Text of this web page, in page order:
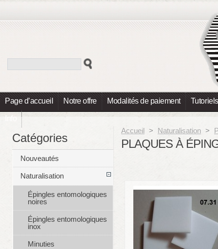
Page d’accueil Notre offre Modalités de paiement Tutoriels
Info
Accueil > Naturalisation >
PLAQUES À
Catégories
Nouveautés
Naturalisation
Épingles entomologiques
noires
Épingles entomologiques
inox
Minuties